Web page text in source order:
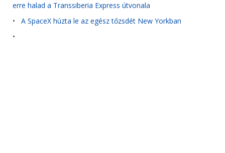
erre halad a Transsiberia Express útvonala
• A SpaceX húzta le az egész tőzsdét New Yorkban
•